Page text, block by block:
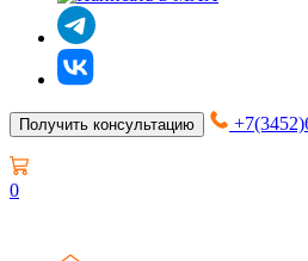
Получить консультацию
0